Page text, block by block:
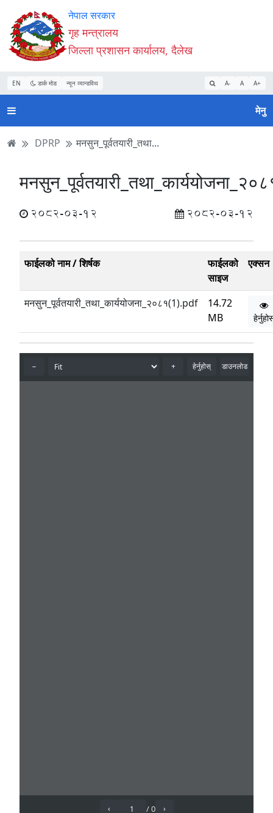
Accessibility
Mode
सुरु
गर्नुहोस्
सामाग्री
पढ्नुहाेस्
नेभिगेसन
पढ्नुहाेस्
वेबसाइट
खोजमा
जानुहोस्
नेपाल सरकार
गृह मन्त्रालय
जिल्ला प्रशासन कार्यालय, दैलेख
EN डार्क मोड न्यून व्यान्डविथ A- A A+
मेनु
DPRP मनसुन_पूर्वतयारी_तथा...
2082-03-12 2082-03-12
फाईलको नाम / शिर्षक
फाईलको
साइज
एक्सन
मनसुन_पूर्वतयारी_तथा_कार्ययोजना_२०८१(1).pdf
14.72
MB